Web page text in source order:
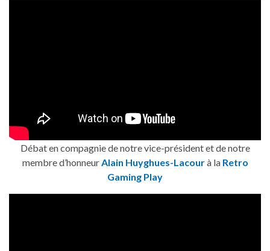
Débat en compagnie de notre vice-président et de notre
membre d’honneur Alain Huyghues-Lacourà la Retro
Gaming Play